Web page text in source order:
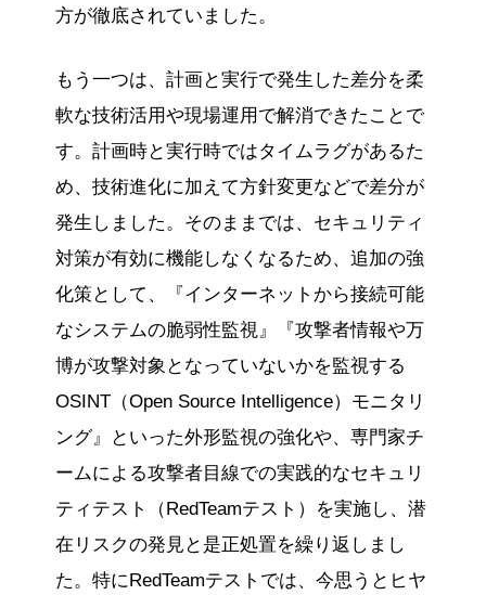
方が徹底されていました。
もう一つは、計画と実行で発生した差分を柔
軟な技術活用や現場運用で解消できたことで
す。計画時と実行時ではタイムラグがあるた
め、技術進化に加えて方針変更などで差分が
発生しました。そのままでは、セキュリティ
対策が有効に機能しなくなるため、追加の強
化策として、『インターネットから接続可能
なシステムの脆弱性監視』『攻撃者情報や万
博が攻撃対象となっていないかを監視する
OSINT（Open Source Intelligence）モニタリ
ング』といった外形監視の強化や、専門家チ
ームによる攻撃者目線での実践的なセキュリ
ティテスト（RedTeamテスト）を実施し、潜
在リスクの発見と是正処置を繰り返しまし
た。特にRedTeamテストでは、今思うとヒヤ